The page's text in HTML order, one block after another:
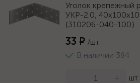
Уголок крепежный
УКР-2.0,
{310206-040-100}
33 ₽ /шт
В наличии 384
+ шт